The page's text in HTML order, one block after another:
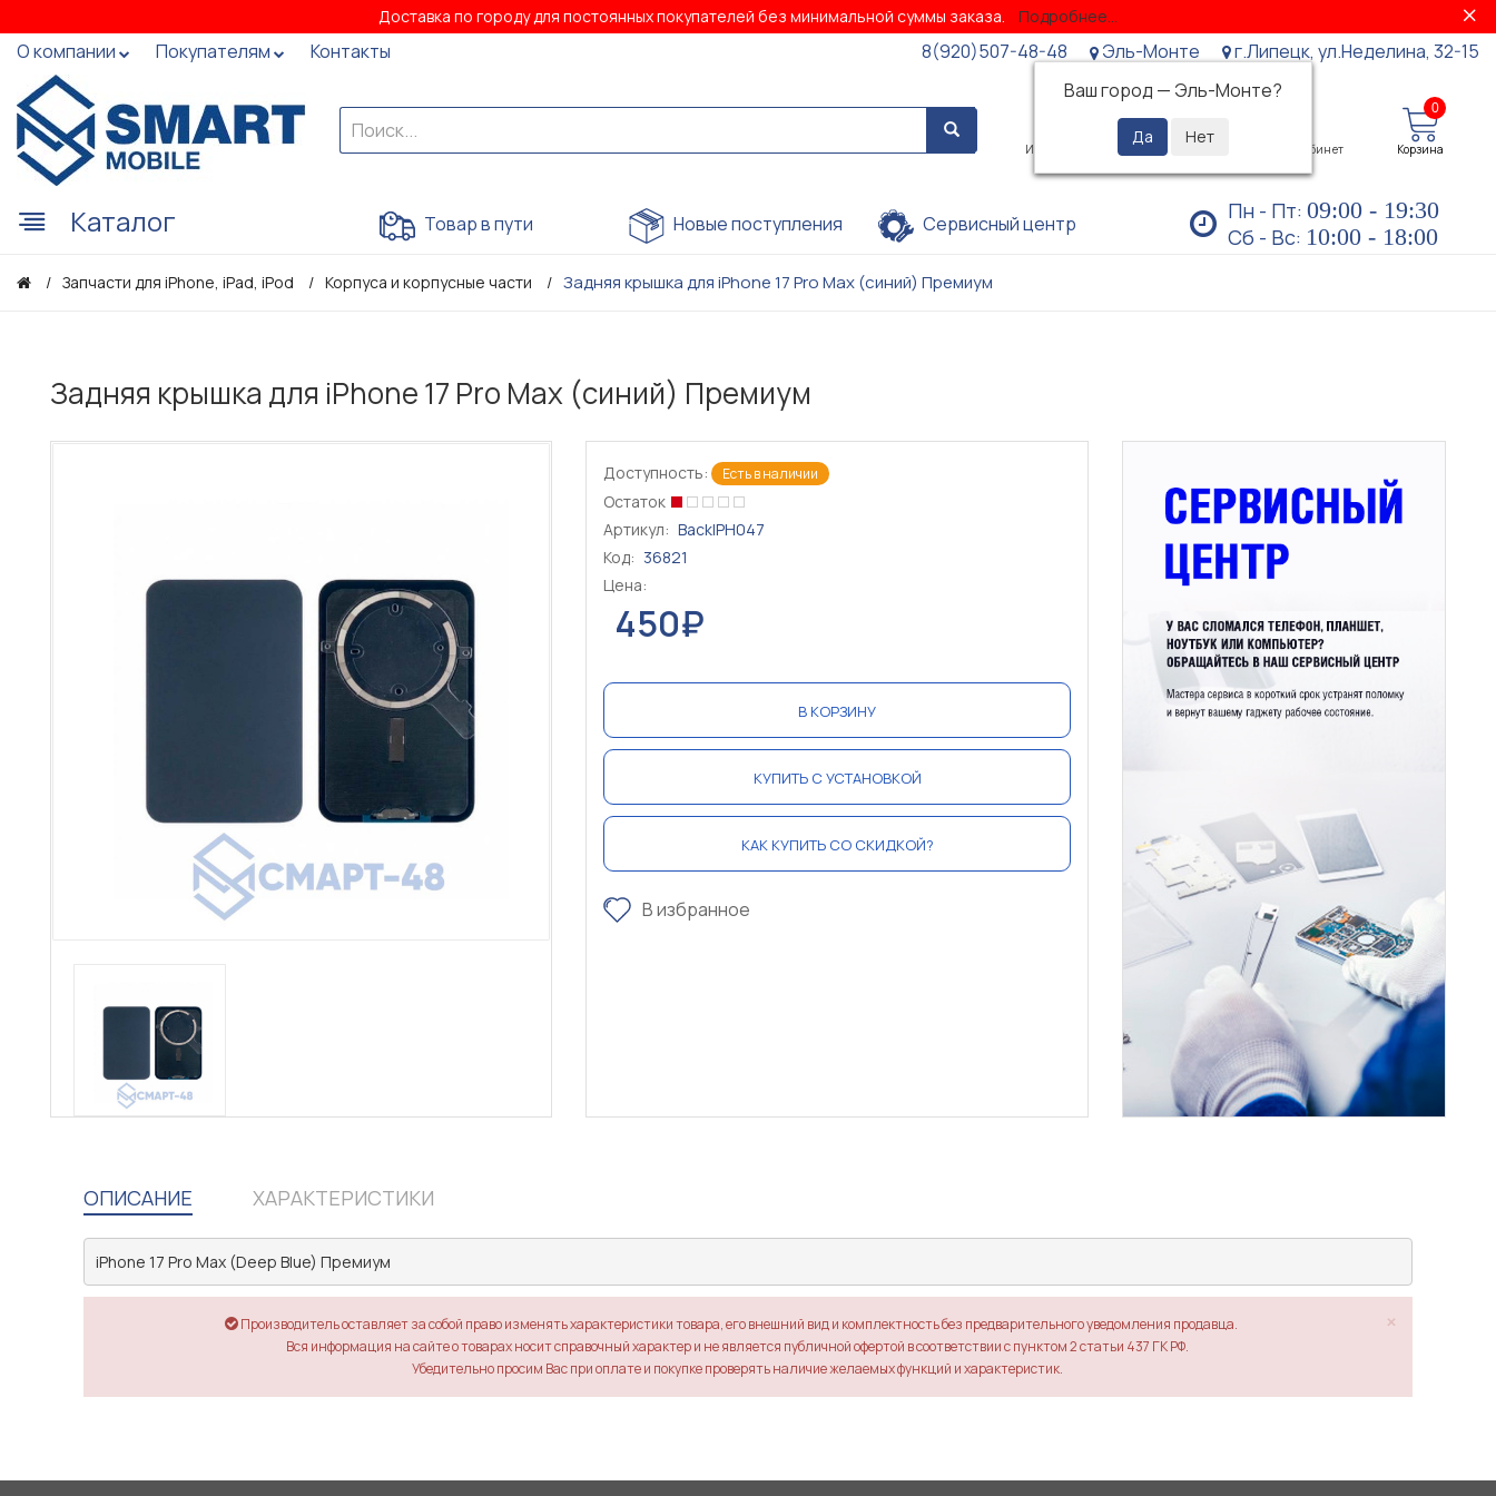
Доставка по городу для постоянных покупателей без минимальной суммы заказа. Подробнее...
О компании Покупателям Контакты 8(920)507-48-48
Эль-Монте
Ваш город — Эль-Монте?
г.Липецк, ул.Неделина, 32-15
Избранное Просмотренные Личный кабинет
0
Корзина
Каталог Товар в пути Новые поступления Сервисный центр Пн - Пт: 09:00 - 19:30
Сб - Вс: 10:00 - 18:00
Запчасти для iPhone, iPad, iPod Корпуса и корпусные части Задняя крышка для iPhone 17 Pro Max (синий) Премиум
Задняя крышка для iPhone 17 Pro Max (синий) Премиум
Доступность: Есть в наличии
Остаток
Артикул: BackIPH047
Код: 36821
Цена:
450₽
В КОРЗИНУ
КУПИТЬ С УСТАНОВКОЙ
КАК КУПИТЬ СО СКИДКОЙ?
В избранное
ОПИСАНИЕ ХАРАКТЕРИСТИКИ
iPhone 17 Pro Max (Deep Blue) Премиум
×
Производитель оставляет за собой право изменять характеристики товара, его внешний вид и комплектность без предварительного уведомления продавца.
Вся информация на сайте о товарах носит справочный характер и не является публичной офертой в соответствии с пунктом 2 статьи 437 ГК РФ.
Убедительно просим Вас при оплате и покупке проверять наличие желаемых функций и характеристик.